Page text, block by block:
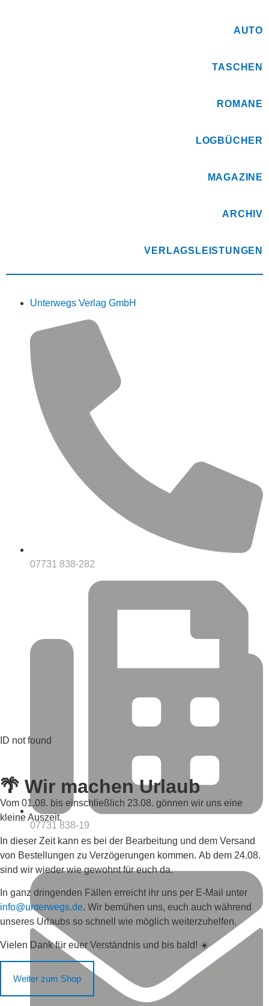
AUTO
TASCHEN
ROMANE
LOGBÜCHER
MAGAZINE
ARCHIV
VERLAGSLEISTUNGEN
Unterwegs Verlag GmbH
07731 838-282
07731 838-19
ID not found
🌴 Wir machen Urlaub
Vom 01.08. bis einschließlich 23.08. gönnen wir uns eine
kleine Auszeit.
In dieser Zeit kann es bei der Bearbeitung und dem Versand
von Bestellungen zu Verzögerungen kommen. Ab dem 24.08.
sind wir wieder wie gewohnt für euch da.
In ganz dringenden Fällen erreicht ihr uns per E-Mail unter
info@unterwegs.de. Wir bemühen uns, euch auch während
unseres Urlaubs so schnell wie möglich weiterzuhelfen.
Vielen Dank für euer Verständnis und bis bald! ☀️
Weiter zum Shop